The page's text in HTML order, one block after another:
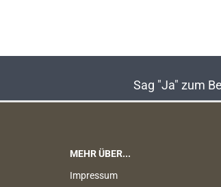
Sag "Ja" zum
MEHR ÜBER...
Impressum